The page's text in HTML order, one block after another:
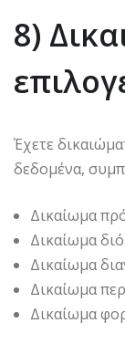
8)
Έχετε
δεδομένα,
Δικαίωμα
Δικαίωμα
Δικαίωμα
Δικαίωμα
Δικαίωμα